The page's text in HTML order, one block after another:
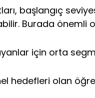
başlangıç
Burada önemli
için orta
hedefleri olan